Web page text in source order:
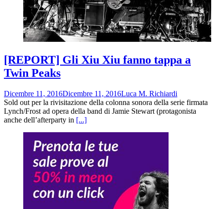
[REPORT] Gli Xiu Xiu fanno tappa a
Twin Peaks
Dicembre 11, 2016Dicembre 11, 2016Luca M. Richiardi
Sold out per la rivisitazione della colonna sonora della serie firmata
Lynch/Frost ad opera della band di Jamie Stewart (protagonista
anche dell’afterparty in [...]